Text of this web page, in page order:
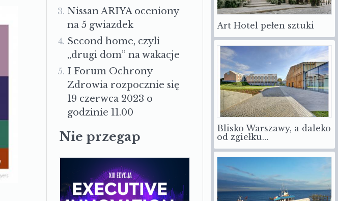
Nissan ARIYA oceniony
na 5 gwiazdek
Second home, czyli
„drugi dom” na wakacje
I Forum Ochrony
Zdrowia rozpocznie się
19 czerwca 2023 o
godzinie 11.00
Nie przegap
Art Hotel pełen sztuki
Blisko Warszawy, a daleko
od zgiełku…